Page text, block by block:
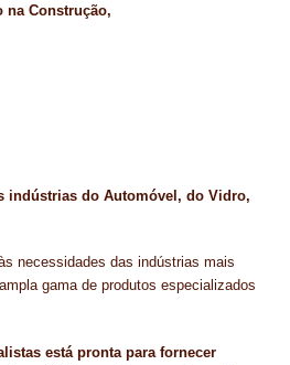
na Construção,
indústrias do Automóvel, do Vidro,
necessidades das indústrias mais
gama de produtos especializados
está pronta para fornecer